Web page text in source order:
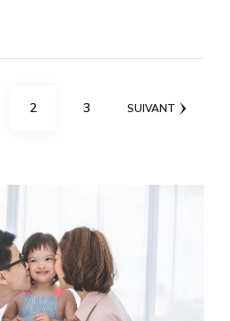
PAGE
2 PAGE
3 SUIVANT